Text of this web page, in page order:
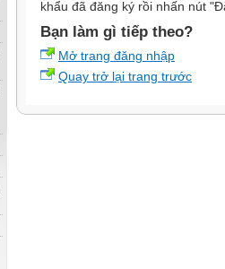
khẩu đã đăng ký rồi nhấn nút
Bạn làm gì tiếp theo?
Mở trang đăng nhập
Quay trở lại trang trước